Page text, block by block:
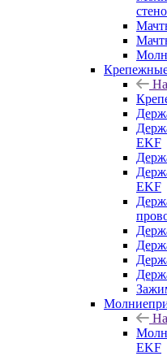
EKF
EKF
EKF